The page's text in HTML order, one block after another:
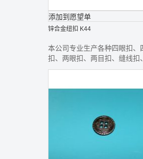
添加到愿望单
锌合金纽扣 K44
本公司专业生产各种四眼扣、
扣、两眼扣、两目扣、缝线扣
线钮、款式齐全,欢迎前来选